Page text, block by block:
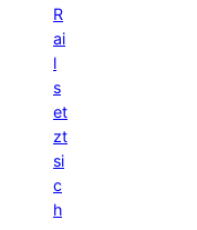
R
ai
l
s
et
zt
si
c
h